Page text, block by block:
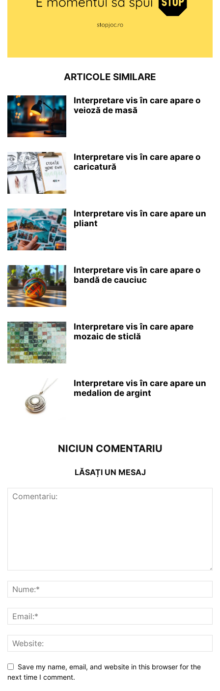
ARTICOLE SIMILARE
Interpretare vis în care apare o
veioză de masă
Interpretare vis în care apare o
caricatură
Interpretare vis în care apare un
pliant
Interpretare vis în care apare o
bandă de cauciuc
Interpretare vis în care apare
mozaic de sticlă
Interpretare vis în care apare un
medalion de argint
NICIUN COMENTARIU
LĂSAȚI UN MESAJ
Save my name, email, and website in this browser for the
next time I comment.